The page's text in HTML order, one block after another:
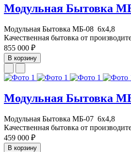
Модульная Бытовка
Модульная Бытовка МБ-08 6х4,8
Качественная бытовка от
855 000 ₽
В корзину
Модульная Бытовка
Модульная Бытовка МБ-07 6х4,8
Качественная бытовка от
459 000 ₽
В корзину